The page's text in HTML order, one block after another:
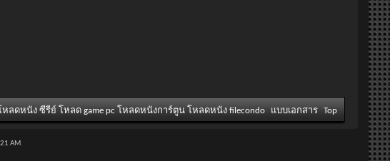
โหลดหนัง ซีรีย์ โหลด game pc โหลดหนังการ์ตูน โหลดหนัง filecondo แบบเอกสาร Top
AM.